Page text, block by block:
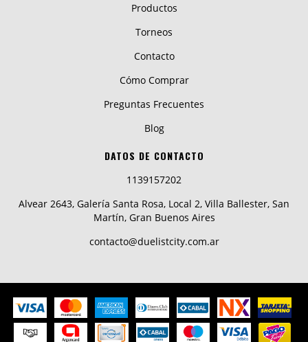
Productos
Torneos
Contacto
Cómo Comprar
Preguntas Frecuentes
Blog
DATOS DE CONTACTO
1139157202
Alvear 2643, Galería Santa Rosa, Local 2, Villa Ballester, San
Martín, Gran Buenos Aires
contacto@duelistcity.com.ar